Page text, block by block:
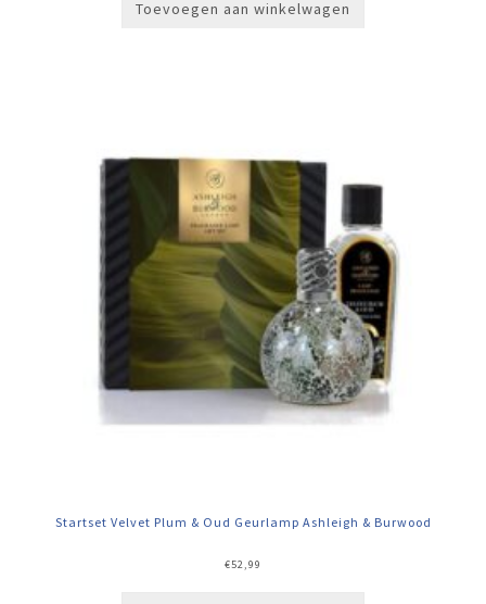
Toevoegen aan winkelwagen
Startset Velvet Plum & Oud Geurlamp Ashleigh & Burwood
€52,99